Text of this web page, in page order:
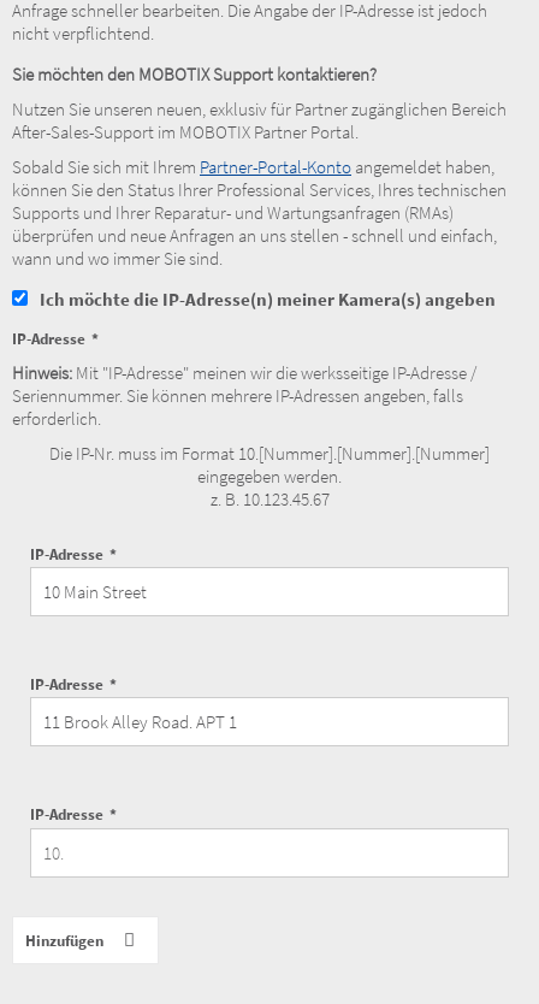
Anfrage schneller bearbeiten. Die Angabe der IP-Adresse ist jedoch
nicht verpflichtend.
Sie möchten den MOBOTIX Support kontaktieren?
Nutzen Sie unseren neuen, exklusiv für Partner zugänglichen Bereich
After-Sales-Support im MOBOTIX Partner Portal.
Sobald Sie sich mit Ihrem Partner-Portal-Konto angemeldet haben,
können Sie den Status Ihrer Professional Services, Ihres technischen
Supports und Ihrer Reparatur- und Wartungsanfragen (RMAs)
überprüfen und neue Anfragen an uns stellen - schnell und einfach,
wann und wo immer Sie sind.
Ich möchte die IP-Adresse(n) meiner Kamera(s) angeben
IP-Adresse
Hinweis: Mit "IP-Adresse" meinen wir die werksseitige IP-Adresse /
Seriennummer. Sie können mehrere IP-Adressen angeben, falls
erforderlich.
Die IP-Nr. muss im Format 10.[Nummer].[Nummer].[Nummer]
eingegeben werden.
z. B. 10.123.45.67
IP-Adresse
IP-Adresse
IP-Adresse